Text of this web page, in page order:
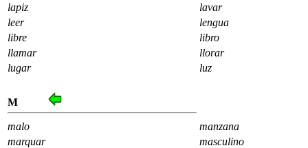
lapiz
lavar
leer
lengua
libre
libro
llamar
llorar
lugar
luz
M
malo
manzana
marquar
masculino